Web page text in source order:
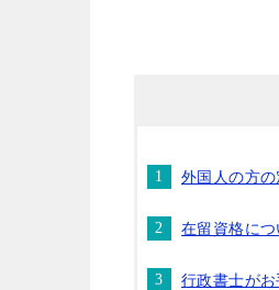
外国人の方
在留資格につ
行政書士が